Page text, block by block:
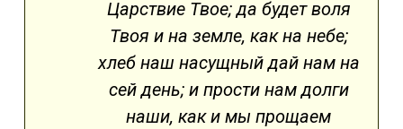
Царствие Твое; да будет воля
Твоя и на земле, как на небе;
хлеб наш насущный дай нам на
сей день; и прости нам долги
наши, как и мы прощаем